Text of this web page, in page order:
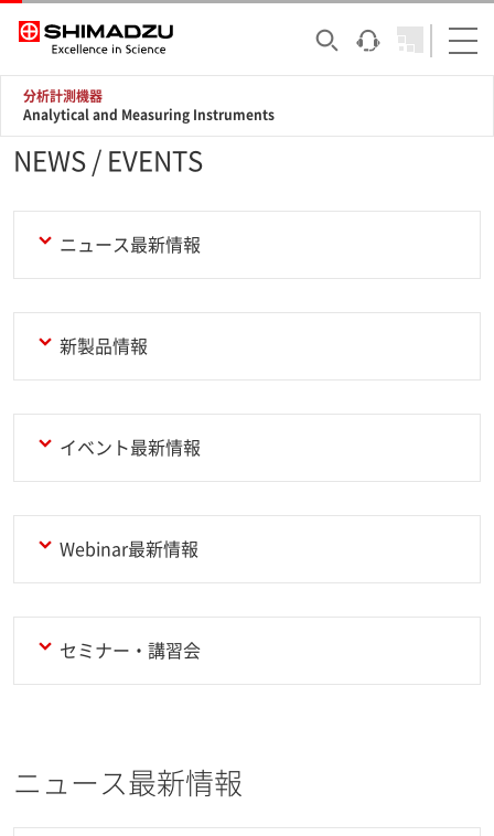
分析計測機器
Analytical and Measuring Instruments
NEWS / EVENTS
ニュース最新情報
新製品情報
イベント最新情報
Webinar最新情報
セミナー・講習会
ニュース最新情報